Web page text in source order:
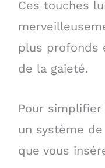
Ces touches
plus profonds
de la gaieté.
Pour simplifier
un système
que vous